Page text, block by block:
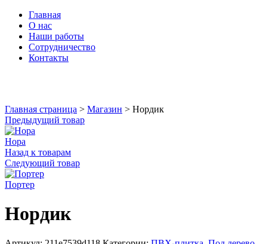
Главная
О нас
Наши работы
Сотрудничество
Контакты
Главная страница > Магазин > Нордик
Предыдущий товар
Нора
Назад к товарам
Следующий товар
Портер
Нордик